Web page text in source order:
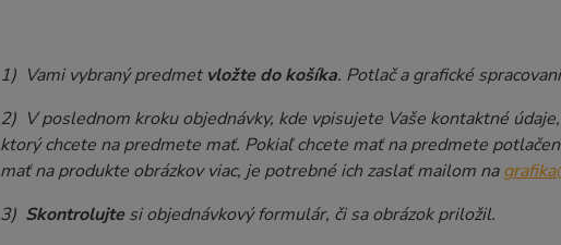
1) Vami vybraný predmet vložte do košíka. Potlač a grafické
2) V poslednom kroku objednávky, kde vpisujete Vaše kontaktné
ktorý chcete na predmete mať. Pokiaľ chcete mať na predmete
mať na produkte obrázkov viac, je potrebné ich zaslať mailom na
3) Skontrolujtesi objednávkový formulár, či sa obrázok priložil.